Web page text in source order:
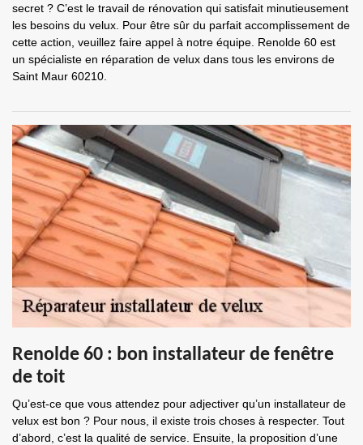
secret ? C’est le travail de rénovation qui satisfait minutieusement
les besoins du velux. Pour être sûr du parfait accomplissement de
cette action, veuillez faire appel à notre équipe. Renolde 60 est
un spécialiste en réparation de velux dans tous les environs de
Saint Maur 60210.
Renolde 60 : bon installateur de fenêtre
de toit
Qu’est-ce que vous attendez pour adjectiver qu’un installateur de
velux est bon ? Pour nous, il existe trois choses à respecter. Tout
d’abord, c’est la qualité de service. Ensuite, la proposition d’une